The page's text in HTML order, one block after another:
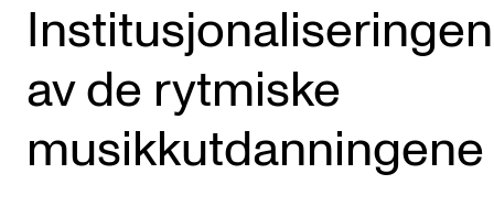
Master
Doktorgrad
Årsstudium og videreutdanning
Etterutdanning og kurs
Institusjonaliseringen
av de rytmiske
musikkutdanningene